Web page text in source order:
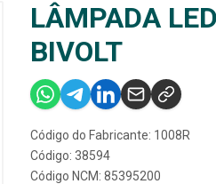
LÂMPADA
BIVOLT
Código do Fabricante: 1008R
Código: 38594
Código NCM: 85395200